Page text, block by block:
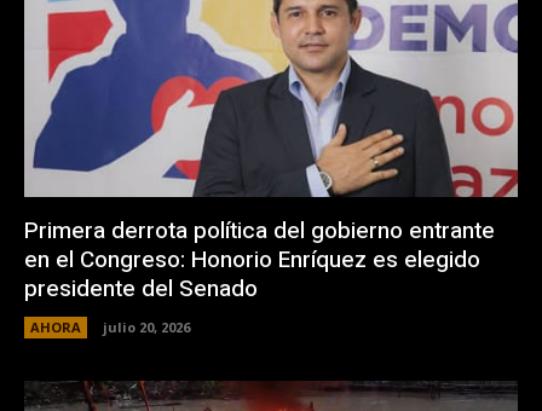
Primera derrota política del gobierno entrante
en el Congreso: Honorio Enríquez es elegido
presidente del Senado
AHORA julio 20, 2026